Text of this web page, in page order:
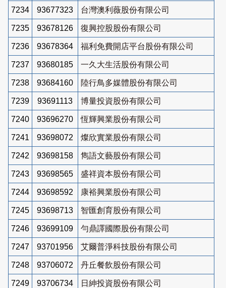
7234 93677323 台灣澳利薇股份有限公司
7235 93678126 復興控股股份有限公司
7236 93678364 福利免費開店平台股份有限公司
7237 93680185 一久大生活股份有限公司
7238 93684160 陸行鳥多媒體股份有限公司
7239 93691113 博量投資股份有限公司
7240 93696270 恆輝興業股份有限公司
7241 93698072 燦欣實業股份有限公司
7242 93698158 雋語文藝股份有限公司
7243 93698565 盛祥資本股份有限公司
7244 93698592 康裕興業股份有限公司
7245 93698713 智匯創育股份有限公司
7246 93699109 勻鼎譯國際股份有限公司
7247 93701956 艾爾普淨科技股份有限公司
7248 93706072 丹丘餐飲股份有限公司
7249 93706734 日紳投資股份有限公司